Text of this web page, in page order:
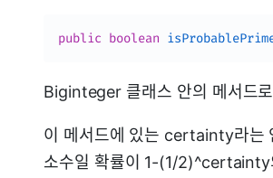
public boolean
Biginteger 클래스 안의 메서드
이 메서드에 있는 certainty라는
소수일 확률이 1-(1/2)^certainty